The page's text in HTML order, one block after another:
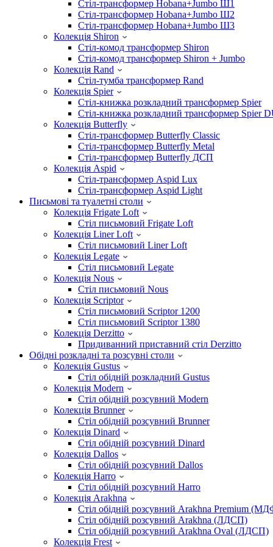
Стіл-трансформер Hobana+Jumbo Ш1
Стіл-трансформер Hobana+Jumbo Ш2
Стіл-трансформер Hobana+Jumbo Ш3
Колекція Shiron
Стіл-комод трансформер Shiron
Стіл-комод трансформер Shiron + Jumbo
Колекція Rand
Стіл-тумба трансформер Rand
Колекція Spier
Стіл-книжка розкладний трансформер Spier
Стіл-книжка розкладний трансформер Spier
Колекція Butterfly
Стіл-трансформер Butterfly Classic
Стіл-трансформер Butterfly Metal
Стіл-трансформер Butterfly ДСП
Колекція Aspid
Стіл-трансформер Aspid Lux
Стіл-трансформер Aspid Light
Письмові та туалетні столи
Колекція Frigate Loft
Стіл письмовий Frigate Loft
Колекція Liner Loft
Стіл письмовий Liner Loft
Колекція Legate
Стіл письмовий Legate
Колекція Nous
Стіл письмовий Nous
Колекція Scriptor
Стіл письмовий Scriptor 1200
Стіл письмовий Scriptor 1380
Колекція Derzitto
Придиванний приставний стіл Derzitto
Обідні розкладні та розсувні столи
Колекція Gustus
Стіл обідній розкладний Gustus
Колекція Modern
Стіл обідній розсувний Modern
Колекція Brunner
Стіл обідній розсувний Brunner
Колекція Dinard
Стіл обідній розсувний Dinard
Колекція Dallos
Стіл обідній розсувний Dallos
Колекція Harro
Стіл обідній розсувний Harro
Колекція Arakhna
Стіл обідній розсувний Arakhna Premium
Стіл обідній розсувний Arakhna (ЛДСП)
Стіл обідній розсувний Arakhna Oval (ЛДСП)
Колекція Frest